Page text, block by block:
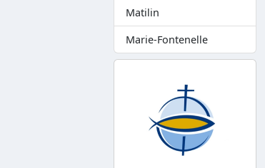
Matilin
Marie-Fontenelle